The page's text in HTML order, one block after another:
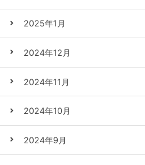
2025年1月
2024年12月
2024年11月
2024年10月
2024年9月